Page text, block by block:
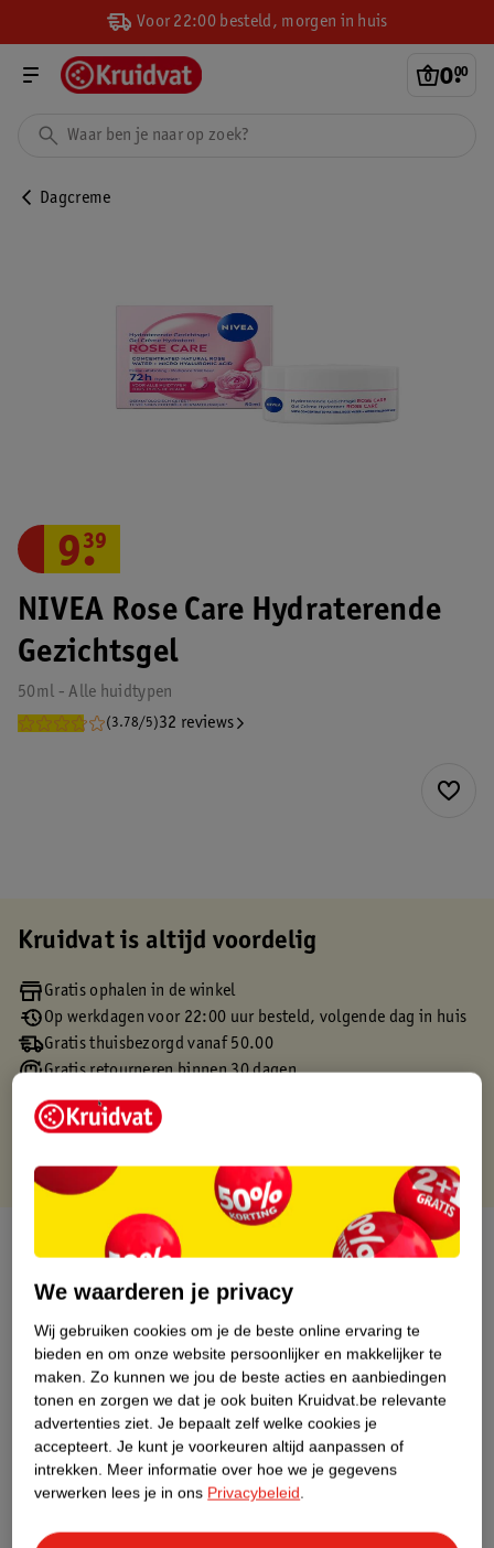
Voor 22:00 besteld, morgen in huis
0.
00
Dagcreme
NIVEA Rose Care Hydraterende
Gezichtsgel
50ml - Alle huidtypen
(3.78/5)32 reviews
9.
39
Kruidvat is altijd voordelig
Gratis ophalen in de winkel
Op werkdagen voor 22:00 uur besteld, volgende dag in huis
Gratis thuisbezorgd vanaf 50.00
Gratis retourneren binnen 30 dagen
Gratis punten met je Kruidvat kaart
Over dit product
Productinformatie
Etiketinformatie
Nature Impact Score
Dit product heeft (nog) geen Nature
Impact Score.
Meer informatie
We waarderen je privacy
Wij gebruiken cookies om je de beste online ervaring te
bieden en om onze website persoonlijker en makkelijker te
maken. Zo kunnen we jou de beste acties en aanbiedingen
tonen en zorgen we dat je ook buiten Kruidvat.be relevante
advertenties ziet. Je bepaalt zelf welke cookies je
accepteert. Je kunt je voorkeuren altijd aanpassen of
intrekken. Meer informatie over hoe we je gegevens
verwerken lees je in ons Privacybeleid.